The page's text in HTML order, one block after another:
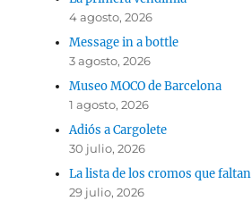
4 agosto, 2026
Message in a bottle
3 agosto, 2026
Museo MOCO de Barcelona
1 agosto, 2026
Adiós a Cargolete
30 julio, 2026
La lista de los cromos que faltan
29 julio, 2026